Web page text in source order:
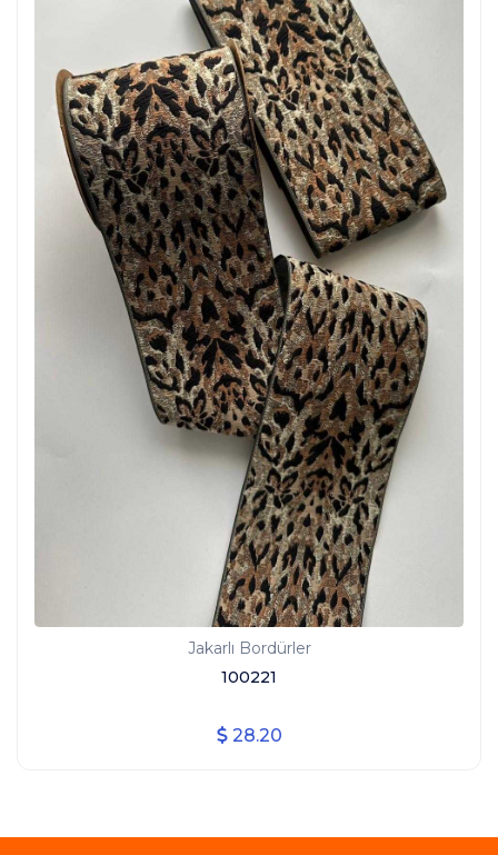
Jakarlı Bordürler
100221
28.20